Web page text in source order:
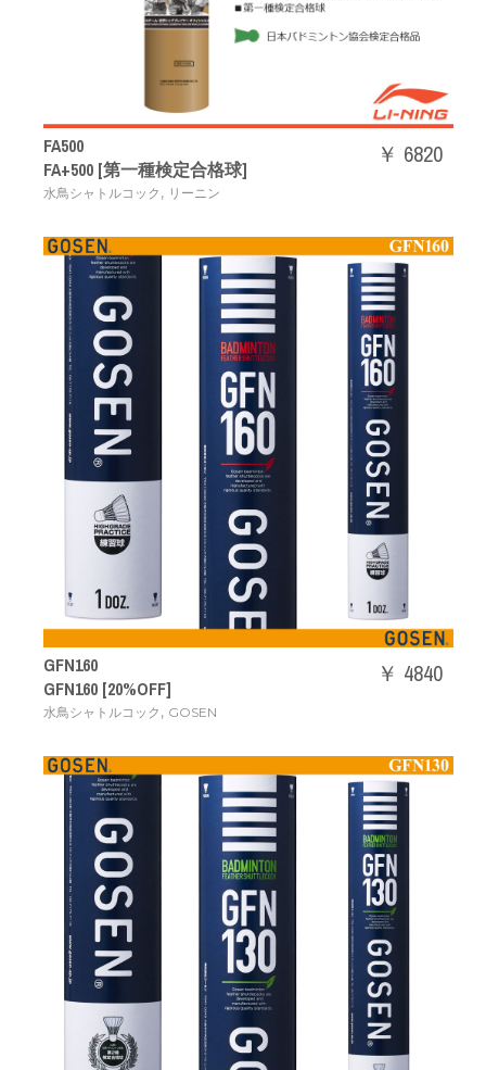
FA500
FA+500 [第一種検定合格球]
水鳥シャトルコック , リーニン
￥ 6820
GFN160
GFN160 [20%OFF]
水鳥シャトルコック , GOSEN
￥ 4840